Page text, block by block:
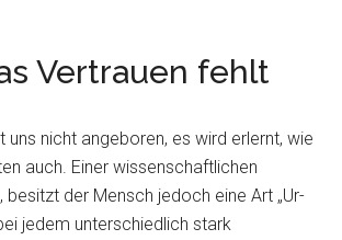
Vertrauen fehlt
uns nicht angeboren, es wird erlernt, wie
auch. Einer wissenschaftlichen
besitzt der Mensch jedoch eine Art „Ur-
jedem unterschiedlich stark